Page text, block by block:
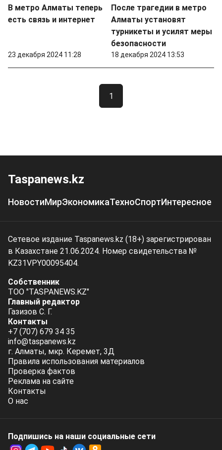
В метро Алматы теперь
есть связь и интернет
23 декабря 2024 11:28
После трагедии в метро
Алматы установят
турникеты и усилят меры
безопасности
18 декабря 2024 13:53
1
Taspanews.kz
НовостиМирЭкономикаТехноСпортИнтересное
Сетевое издание Taspanews.kz (18+) зарегистрирован
в Казахстане 21.06.2024. Номер свидетельства №
KZ31VPY00095404.
Собственник
ТОО "TASPANEWS.KZ"
Главный редактор
Газизов С. Г.
Контакты
+7 (707) 679 34 35
info@taspanews.kz
г. Алматы, мкр. Керемет, 3Д
Правила использования материалов
Проверка фактов
Реклама на сайте
Контакты
О нас
Подпишись на наши социальные cети